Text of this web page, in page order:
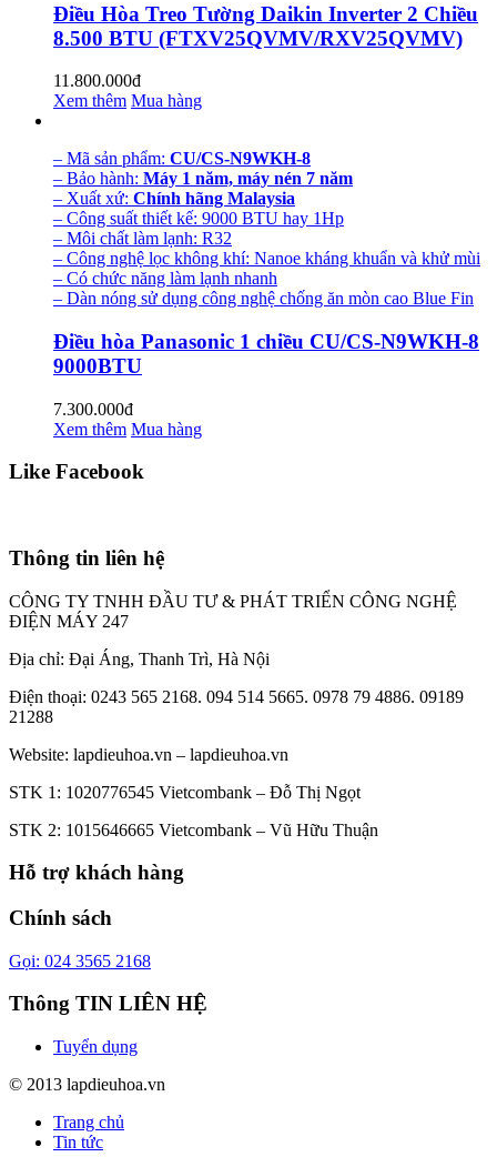
Điều Hòa Treo Tường Daikin Inverter 2 Chiều
8.500 BTU (FTXV25QVMV/RXV25QVMV)
11.800.000đ
Xem thêm Mua hàng
– Mã sản phẩm: CU/CS-N9WKH-8
– Bảo hành: Máy 1 năm, máy nén 7 năm
– Xuất xứ: Chính hãng Malaysia
– Công suất thiết kế: 9000 BTU hay 1Hp
– Môi chất làm lạnh: R32
– Công nghệ lọc không khí: Nanoe kháng khuẩn và khử mùi
– Có chức năng làm lạnh nhanh
– Dàn nóng sử dụng công nghệ chống ăn mòn cao Blue Fin
Điều hòa Panasonic 1 chiều CU/CS-N9WKH-8
9000BTU
7.300.000đ
Xem thêm Mua hàng
Like Facebook
Thông tin liên hệ
CÔNG TY TNHH ĐẦU TƯ & PHÁT TRIỂN CÔNG NGHỆ
ĐIỆN MÁY 247
Địa chỉ: Đại Áng, Thanh Trì, Hà Nội
Điện thoại: 0243 565 2168. 094 514 5665. 0978 79 4886. 09189
21288
Website: lapdieuhoa.vn – lapdieuhoa.vn
STK 1: 1020776545 Vietcombank – Đỗ Thị Ngọt
STK 2: 1015646665 Vietcombank – Vũ Hữu Thuận
Hỗ trợ khách hàng
Chính sách
Gọi: 024 3565 2168
Thông TIN LIÊN HỆ
Tuyển dụng
© 2013 lapdieuhoa.vn
Trang chủ
Tin tức